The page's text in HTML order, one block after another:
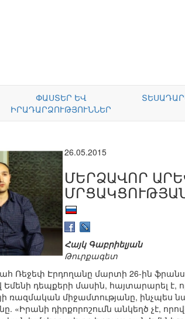
ՓԱՍՏԵՐ ԵՎ
ԻՐԱԴԱՐՁՈՒԹՅՈՒՆՆԵՐ
26.05.2015
ՄԵՐՁԱՎՈՐ
Հայկ Գաբրիելյան
Թուրքագետ
Ռեջեփ Էրդողանը մարտի 26-ին
դեպքերի մասին, հայտարարել է,
ռազմական միջամտությանը, ինչպես
«Իրանի դիրքորոշումն անկեղծ չէ,